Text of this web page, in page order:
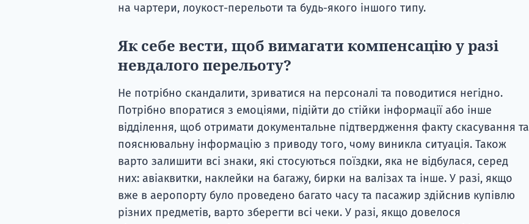
на чартери, лоукост-перельоти та будь-якого іншого типу.
Як себе вести, щоб вимагати компенсацію у разі
невдалого перельоту?
Не потрібно скандалити, зриватися на персоналі та поводитися негідно.
Потрібно впоратися з емоціями, підійти до стійки інформації або інше
відділення, щоб отримати документальне підтвердження факту скасування та
пояснювальну інформацію з приводу того, чому виникла ситуація. Також
варто залишити всі знаки, які стосуються поїздки, яка не відбулася, серед
них: авіаквитки, наклейки на багажу, бирки на валізах та інше. У разі, якщо
вже в аеропорту було проведено багато часу та пасажир здійснив купівлю
різних предметів, варто зберегти всі чеки. У разі, якщо довелося